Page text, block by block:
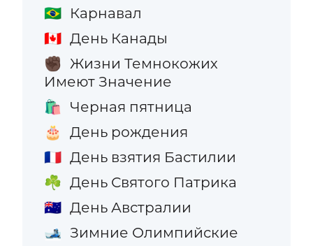
🇧🇷 Карнавал
🇨🇦 День Канады
✊🏿 Жизни Темнокожих
Имеют Значение
🛍️ Черная пятница
🎂 День рождения
🇫🇷 День взятия Бастилии
☘️ День Святого Патрика
🇦🇺 День Австралии
🎿 Зимние Олимпийские